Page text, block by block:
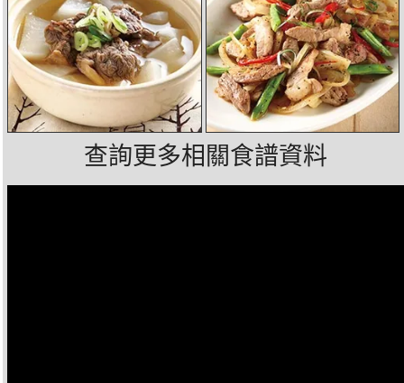
查詢更多相關食譜資料